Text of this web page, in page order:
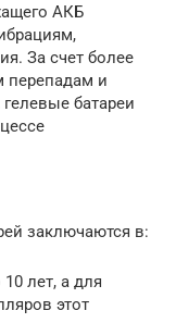
АКБ
За счет более
перепадам и
батареи
заключаются в:
лет, а для
этот